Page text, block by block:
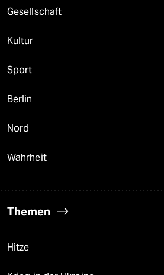
Gesellschaft
Kultur
Sport
Berlin
Nord
Wahrheit
Themen
Hitze